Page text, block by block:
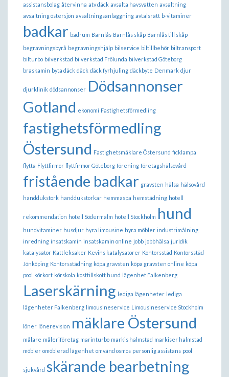
assistansbolag återvinna atv däck avsalta havsvatten avsaltning
avsaltning östersjön avsaltningsanläggning avtalsrätt b-vitaminer
badkar badrum Barnlås Barnlås skåp Barnlås till skåp
begravningsbyrå begravningshjälp bilservice biltillbehör biltransport
bilturbo bilverkstad bilverkstad Frölunda bilverkstad Göteborg
braskamin byta däck däck däck fyrhjuling däckbyte Denmark djur
djurklinik dödsannonser Dödsannonser
Gotland ekonomi Fastighetsförmedling
fastighetsförmedling
Östersund Fastighetsmäklare Östersund ficklampa
flytta Flyttfirmor flyttfirmor Göteborg förening företagshälsovård
fristående badkar gravsten hälsa hälsovård
handdukstork handdukstorkar hemmaspa hemstädning hotell
rekommendation hotell Södermalm hotell Stockholm hund
hundvitaminer husdjur hyra limousine hyra möbler industrimålning
inredning insatskamin insatskamin online jobb jobbhälsa juridik
katalysator Kattleksaker Kevins katalysatorer Kontorsstäd Kontorsstäd
Jönköping Kontorsstädning köpa gravsten köpa gravsten online köpa
pool körkort körskola kosttillskott hund lägenhet Falkenberg
Laserskärning lediga lägenheter lediga
lägenheter Falkenberg limousineservice Limousineservice Stockholm
löner lönerevision mäklare Östersund
målare måleriföretag marinturbo markis halmstad markiser halmstad
möbler omöblerad lägenhet omvänd osmos personlig assistans pool
sjukvård skärande bearbetning